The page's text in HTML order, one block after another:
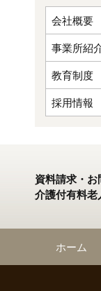
会社概要
事業所紹
教育制度
採用情報
資料請求・
介護付有料
ホーム